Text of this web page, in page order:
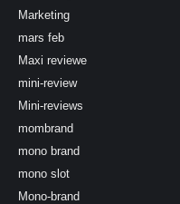
Marketing
mars feb
Maxi reviewe
mini-review
Mini-reviews
mombrand
mono brand
mono slot
Mono-brand